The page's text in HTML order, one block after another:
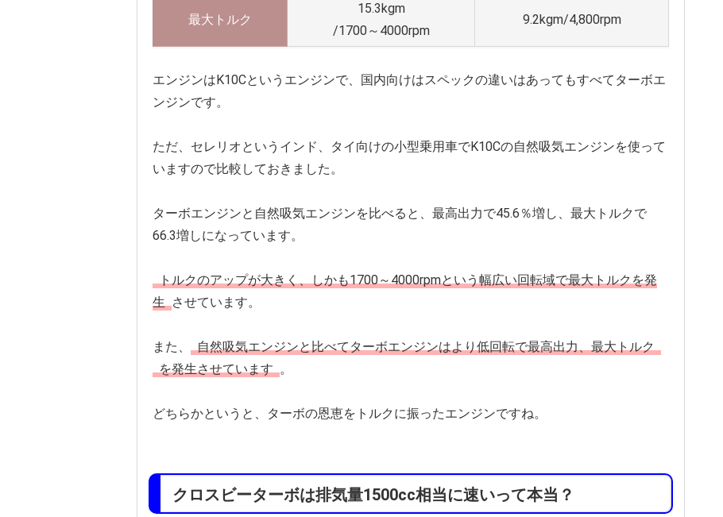
最大トルク
15.3kgm
/1700～4000rpm
9.2kgm/4,800rpm
エンジンはK10Cというエンジンで、国内向けはスペックの違いはあってもすべてターボエ
ンジンです。
ただ、セレリオというインド、タイ向けの小型乗用車でK10Cの自然吸気エンジンを使って
いますので比較しておきました。
ターボエンジンと自然吸気エンジンを比べると、最高出力で45.6％増し、最大トルクで
66.3増しになっています。
トルクのアップが大きく、しかも1700～4000rpmという幅広い回転域で最大トルクを発
生 させています。
また、
自然吸気エンジンと比べてターボエンジンはより低回転で最高出力、最大トルク
を発生させています 。
どちらかというと、ターボの恩恵をトルクに振ったエンジンですね。
クロスビーターボは排気量1500cc相当に速いって本当？